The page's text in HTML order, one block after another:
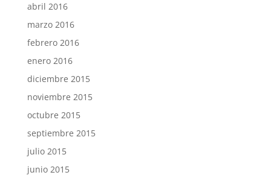
abril 2016
marzo 2016
febrero 2016
enero 2016
diciembre 2015
noviembre 2015
octubre 2015
septiembre 2015
julio 2015
junio 2015